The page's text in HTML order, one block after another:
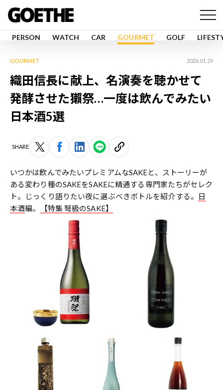
PERSON WATCH CAR GOURMET GOLF
GOURMET 2026.01.29
織田信長に献上、名演奏を聴かせて
発酵させた獺祭…一度は飲んでみたい
日本酒5選
SHARE
いつかは飲んでみたいプレミアムなSAKEと、ストーリーが
ある変わり種のSAKEをSAKEに精通する専門家たちがセレク
ト。じっくり語りたい夜に選ぶべきボトルを紹介する。
日
本酒編。 【特集 弩級のSAKE】